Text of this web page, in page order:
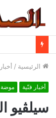
الرئيسية /
أخبار فنّية موضة
سيلڤيو